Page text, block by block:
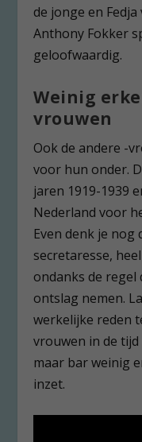
de jonge en
Anthony Fokker
geloofwaardig.
Weinig
vrouwen
Ook de andere -
voor hun onder.
jaren 1919-1939
Nederland voor
Even denk je nog
secretaresse,
ondanks de
ontslag nemen.
werkelijke reden
vrouwen in de
maar bar weinig
inzet.